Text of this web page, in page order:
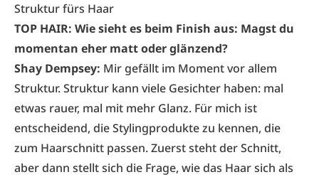
Struktur fürs Haar
TOP HAIR: Wie sieht es beim Finish aus: Magst du
momentan eher matt oder glänzend?
Shay Dempsey: Mir gefällt im Moment vor allem
Struktur. Struktur kann viele Gesichter haben: mal
etwas rauer, mal mit mehr Glanz. Für mich ist
entscheidend, die Stylingprodukte zu kennen, die
zum Haarschnitt passen. Zuerst steht der Schnitt,
aber dann stellt sich die Frage, wie das Haar sich als